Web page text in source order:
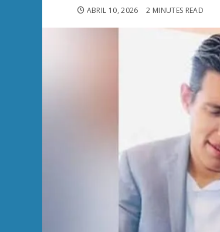
ABRIL 10, 2026 2 MINUTES READ